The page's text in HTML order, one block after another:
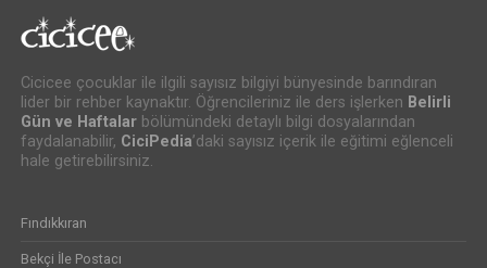
Cicicee çocuklar ile ilgili sayısız bilgiyi bünyesinde barındıran
lider bir rehber kaynaktır. Öğrencileriniz ile ders işlerken Belirli
Gün ve Haftalarbölümündeki detaylı bilgi dosyalarından
faydalanabilir, CiciPedia’daki sayısız içerik ile eğitimi eğlenceli
hale getirebilirsiniz.
Fındıkkıran
Bekçi İle Postacı